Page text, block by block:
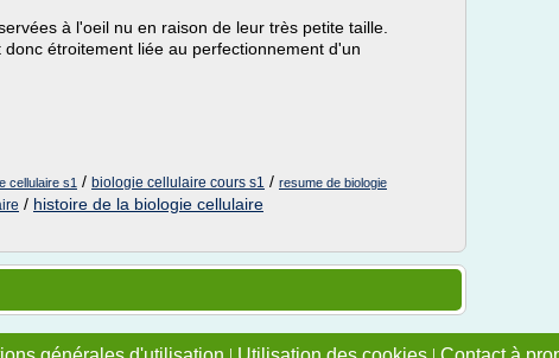
à l'oeil nu en raison de leur très petite taille.
étroitement liée au perfectionnement d'un
cellulaire s1 / biologie cellulaire cours s1 / resume de biologie
/ histoire de la biologie cellulaire